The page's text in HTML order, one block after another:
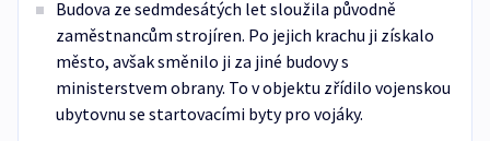
Budova ze sedmdesátých let sloužila původně
zaměstnancům strojíren. Po jejich krachu ji získalo
město, avšak směnilo ji za jiné budovy s
ministerstvem obrany. To v objektu zřídilo vojenskou
ubytovnu se startovacími byty pro vojáky.